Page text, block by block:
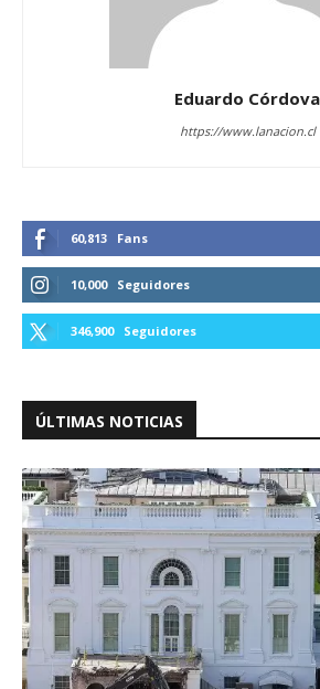
Eduardo Córdova
https://www.lanacion.cl
60,813 Fans
10,000 Seguidores
346,900 Seguidores
ÚLTIMAS NOTICIAS